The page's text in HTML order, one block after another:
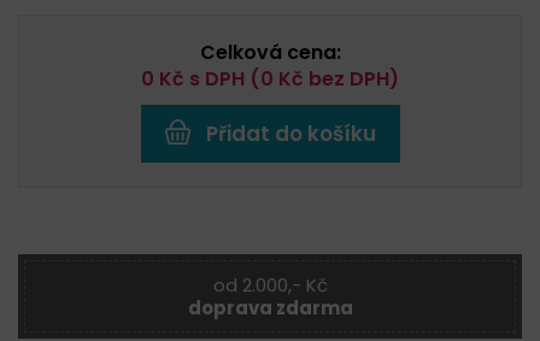
Celková cena:
0 Kč s DPH (0 Kč bez DPH)
Přidat do košíku
od 2.000,- Kč
doprava zdarma